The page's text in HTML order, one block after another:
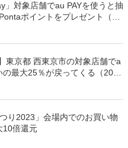
」対象店舗でau PAYを使うと抽
ポイントをプレゼント（20
東京都 西東京市の対象店舗でa
最大25％が戻ってくる（2023
り2023」会場内でのお買い物
10倍還元